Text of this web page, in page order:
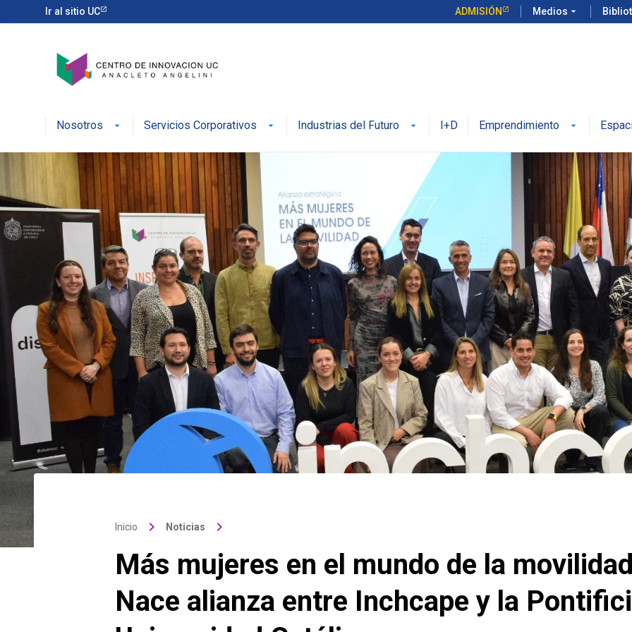
Ir al sitio UC ADMISIÓN Medios arrow_drop_down
Nosotros Servicios Corporativos Industrias del Futuro I+D Emprendimiento
Inicio keyboard_arrow_right Noticias keyboard_arrow_right
Más mujeres en el mundo de la
Nace alianza entre Inchcape y la